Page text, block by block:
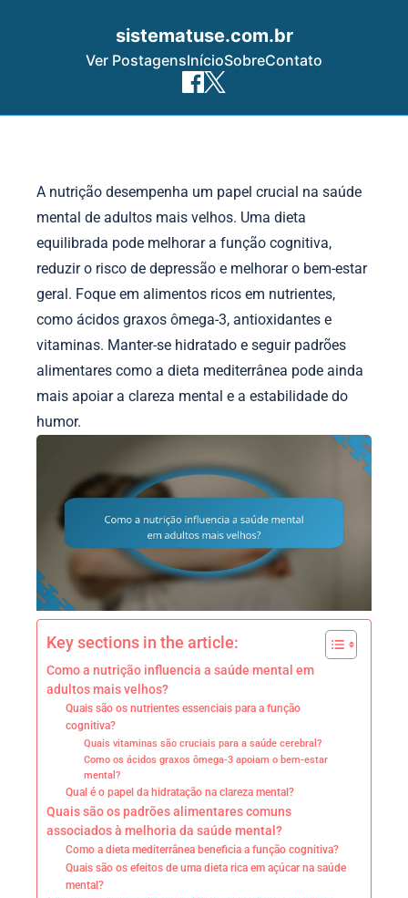
sistematuse.com.br
Ver PostagensInícioSobreContato
A nutrição desempenha um papel crucial na saúde
mental de adultos mais velhos. Uma dieta
equilibrada pode melhorar a função cognitiva,
reduzir o risco de depressão e melhorar o bem-estar
geral. Foque em alimentos ricos em nutrientes,
como ácidos graxos ômega-3, antioxidantes e
vitaminas. Manter-se hidratado e seguir padrões
alimentares como a dieta mediterrânea pode ainda
mais apoiar a clareza mental e a estabilidade do
humor.
Key sections in the article:
Como a nutrição influencia a saúde mental em
adultos mais velhos?
Quais são os nutrientes essenciais para a função
cognitiva?
Quais vitaminas são cruciais para a saúde cerebral?
Como os ácidos graxos ômega-3 apoiam o bem-estar
mental?
Qual é o papel da hidratação na clareza mental?
Quais são os padrões alimentares comuns
associados à melhoria da saúde mental?
Como a dieta mediterrânea beneficia a função cognitiva?
Quais são os efeitos de uma dieta rica em açúcar na saúde
mental?